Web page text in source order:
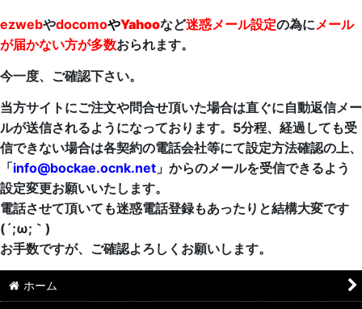
ezwebやdocomoやYahooなど迷惑メール設定の為に メール
が届かない方が多数おられます。
今一度、ご確認下さい。
当方サイトにご注文や問合せ頂いた場合は直ぐに自動返信メー
ルが送信されるようになっております。5分程、経過しても受
信できない場合は各契約の電話会社等にて設定方法確認の上、
「info@bockae.ocnk.net 」からのメールを受信できるよう
設定変更お願いいたします。
電話させて頂いても迷惑電話登録もあったりと結構大変です
(´;ω;｀)
お手数ですが、ご確認よろしくお願いします。
ホーム